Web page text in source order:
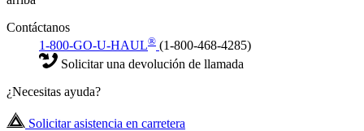
Contáctanos
1-800-GO-U-HAUL® (1-800-468-4285)
Solicitar una devolución de llamada
¿Necesitas ayuda?
Solicitar asistencia en carretera